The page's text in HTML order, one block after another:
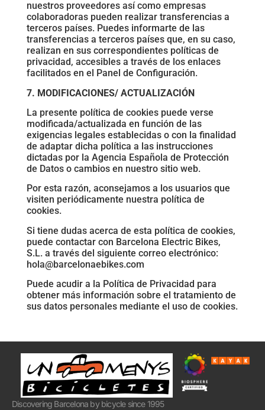
nuestros proveedores así como empresas
colaboradoras pueden realizar transferencias a
terceros países. Puedes informarte de las
transferencias a terceros países que, en su caso,
realizan en sus correspondientes políticas de
privacidad, accesibles a través de los enlaces
facilitados en el Panel de Configuración.
7. MODIFICACIONES/ ACTUALIZACIÓN
La presente política de cookies puede verse
modificada/actualizada en función de las
exigencias legales establecidas o con la finalidad
de adaptar dicha política a las instrucciones
dictadas por la Agencia Española de Protección
de Datos o cambios en nuestro sitio web.
Por esta razón, aconsejamos a los usuarios que
visiten periódicamente nuestra política de
cookies.
Si tiene dudas acerca de esta política de cookies,
puede contactar con Barcelona Electric Bikes,
S.L. a través del siguiente correo electrónico:
hola@barcelonaebikes.com
Puede acudir a la Política de Privacidad para
obtener más información sobre el tratamiento de
sus datos personales mediante el uso de cookies.
Discovering Barcelona by bicycle since 1995